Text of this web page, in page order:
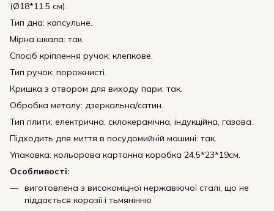
(Ø18*11.5 см).
Тип дна: капсульне.
Мірна шкала: так.
Спосіб кріплення ручок: клепкове.
Тип ручок: порожнисті.
Кришка з отвором для виходу пари: так.
Обробка металу: дзеркальна/сатин.
Тип плити: електрична, склокерамічна, індукційна, газова.
Підходить для миття в посудомийній машині: так.
Упаковка: кольорова картонна коробка 24,5*23*19см.
Особливості:
виготовлена з високоміцної нержавіючої сталі, що не
піддається корозії і тьмянінню